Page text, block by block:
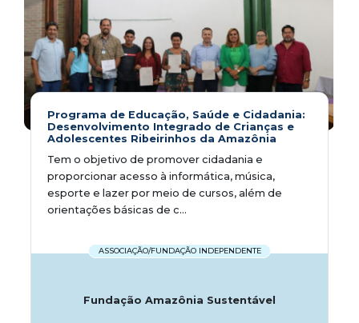
Programa de Educação, Saúde e Cidadania:
Desenvolvimento Integrado de Crianças e
Adolescentes Ribeirinhos da Amazônia
Tem o objetivo de promover cidadania e
proporcionar acesso à informática, música,
esporte e lazer por meio de cursos, além de
orientações básicas de c...
ASSOCIAÇÃO/FUNDAÇÃO INDEPENDENTE
Fundação Amazônia Sustentável